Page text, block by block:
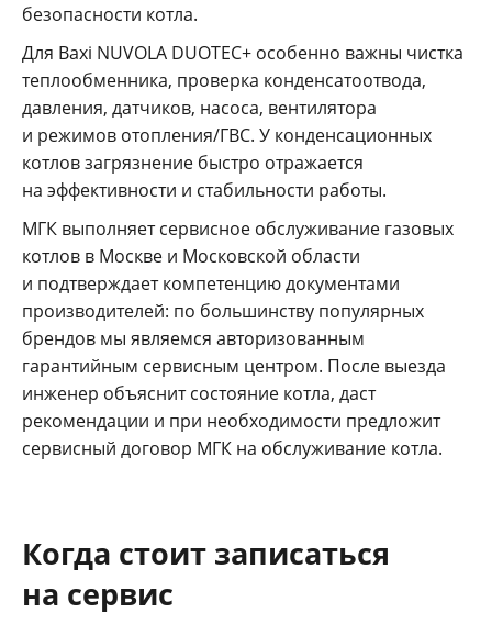
безопасности котла.
Для Baxi NUVOLA DUOTEC+ особенно важны чистка
теплообменника, проверка конденсатоотвода,
давления, датчиков, насоса, вентилятора
и режимов отопления/ГВС. У конденсационных
котлов загрязнение быстро отражается
на эффективности и стабильности работы.
МГК выполняет сервисное обслуживание газовых
котлов в Москве и Московской области
и подтверждает компетенцию документами
производителей: по большинству популярных
брендов мы являемся авторизованным
гарантийным сервисным центром. После выезда
инженер объяснит состояние котла, даст
рекомендации и при необходимости предложит
сервисный договор МГК на обслуживание котла.
Когда стоит записаться
на сервис